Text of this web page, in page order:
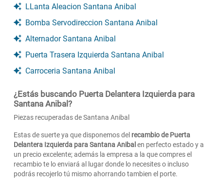
LLanta Aleacion Santana Anibal
Bomba Servodireccion Santana Anibal
Alternador Santana Anibal
Puerta Trasera Izquierda Santana Anibal
Carroceria Santana Anibal
¿Estás buscando Puerta Delantera Izquierda para
Santana Anibal?
Piezas recuperadas de Santana Anibal
Estas de suerte ya que disponemos del recambio de Puerta
Delantera Izquierda para Santana Anibal en perfecto estado y a
un precio excelente; además la empresa a la que compres el
recambio te lo enviará al lugar donde lo necesites o incluso
podrás recojerlo tú mismo ahorrando tambien el porte.